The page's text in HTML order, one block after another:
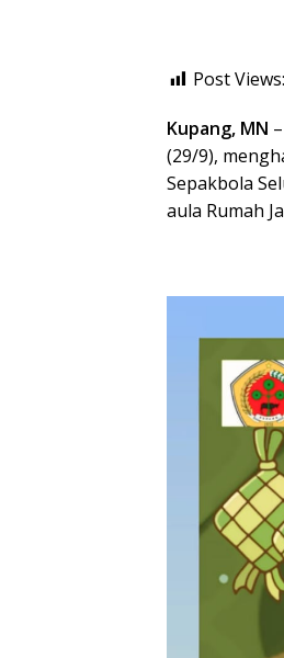
Post Views:
Kupang, MN
(29/9),
Sepakbola
aula Rumah